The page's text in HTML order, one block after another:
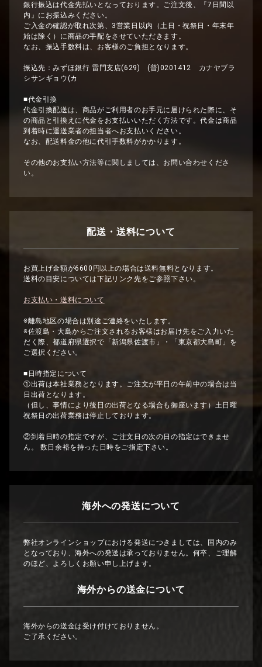
銀行振込は代金先払いとなっております。ご注文後、『7日間以
内』にお振込みください。
ご入金の確認が取れ次第、3営業日以内（土日・祝祭日・年末年
始は除く）に商品の手配をさせていただきます。
なお、振込手数料は、お客様のご負担となります。
振込先：みずほ銀行 雷門支店(629) (普)0201412 カナヤブラ
シサンギョウ(カ
■代金引換
代金引換配送は、商品がご利用者のお手元に届けられた際に、そ
の商品と引換えに代金をお支払いいただく方法です。代金は商品
到着時に運送業者の担当者へお支払いください。
なお、配送料金の他に代引手数料がかかります。
その他のお支払い方法等に関しましては、お問い合わせくださ
い。
配送・送料について
お買上げ金額が6600円以上の場合は送料無料となります。
送料の目安については下記リンク先をご参照下さい。
お支払い・送料について
※離島地区の場合は別途ご連絡をいたします。
※佐渡島・大島からご注文されるお客様はお届け先をご入力いた
だく際、都道府県選択で「新潟県佐渡市」・「東京都大島町」を
ご選択ください。
■日時指定について
①出荷は本社業務となります。ご注文が平日の午前中の場合は当
日出荷となります。
（但し、事情により後日の出荷となる場合も御座います）土日曜
祝祭日の出荷業務は停止しております。
②到着日時の指定ですが、ご注文日の次の日の指定はできませ
ん。 数日余裕を持った日時をご指定下さい。
海外への発送について
弊社オンラインショップにおける発送につきましては、国内のみ
となっており、海外への発送は承っておりません。何卒、ご理解
のほど、よろしくお願い申し上げます。
海外からの送金について
海外からの送金は受け付けておりません。
ご了承ください。